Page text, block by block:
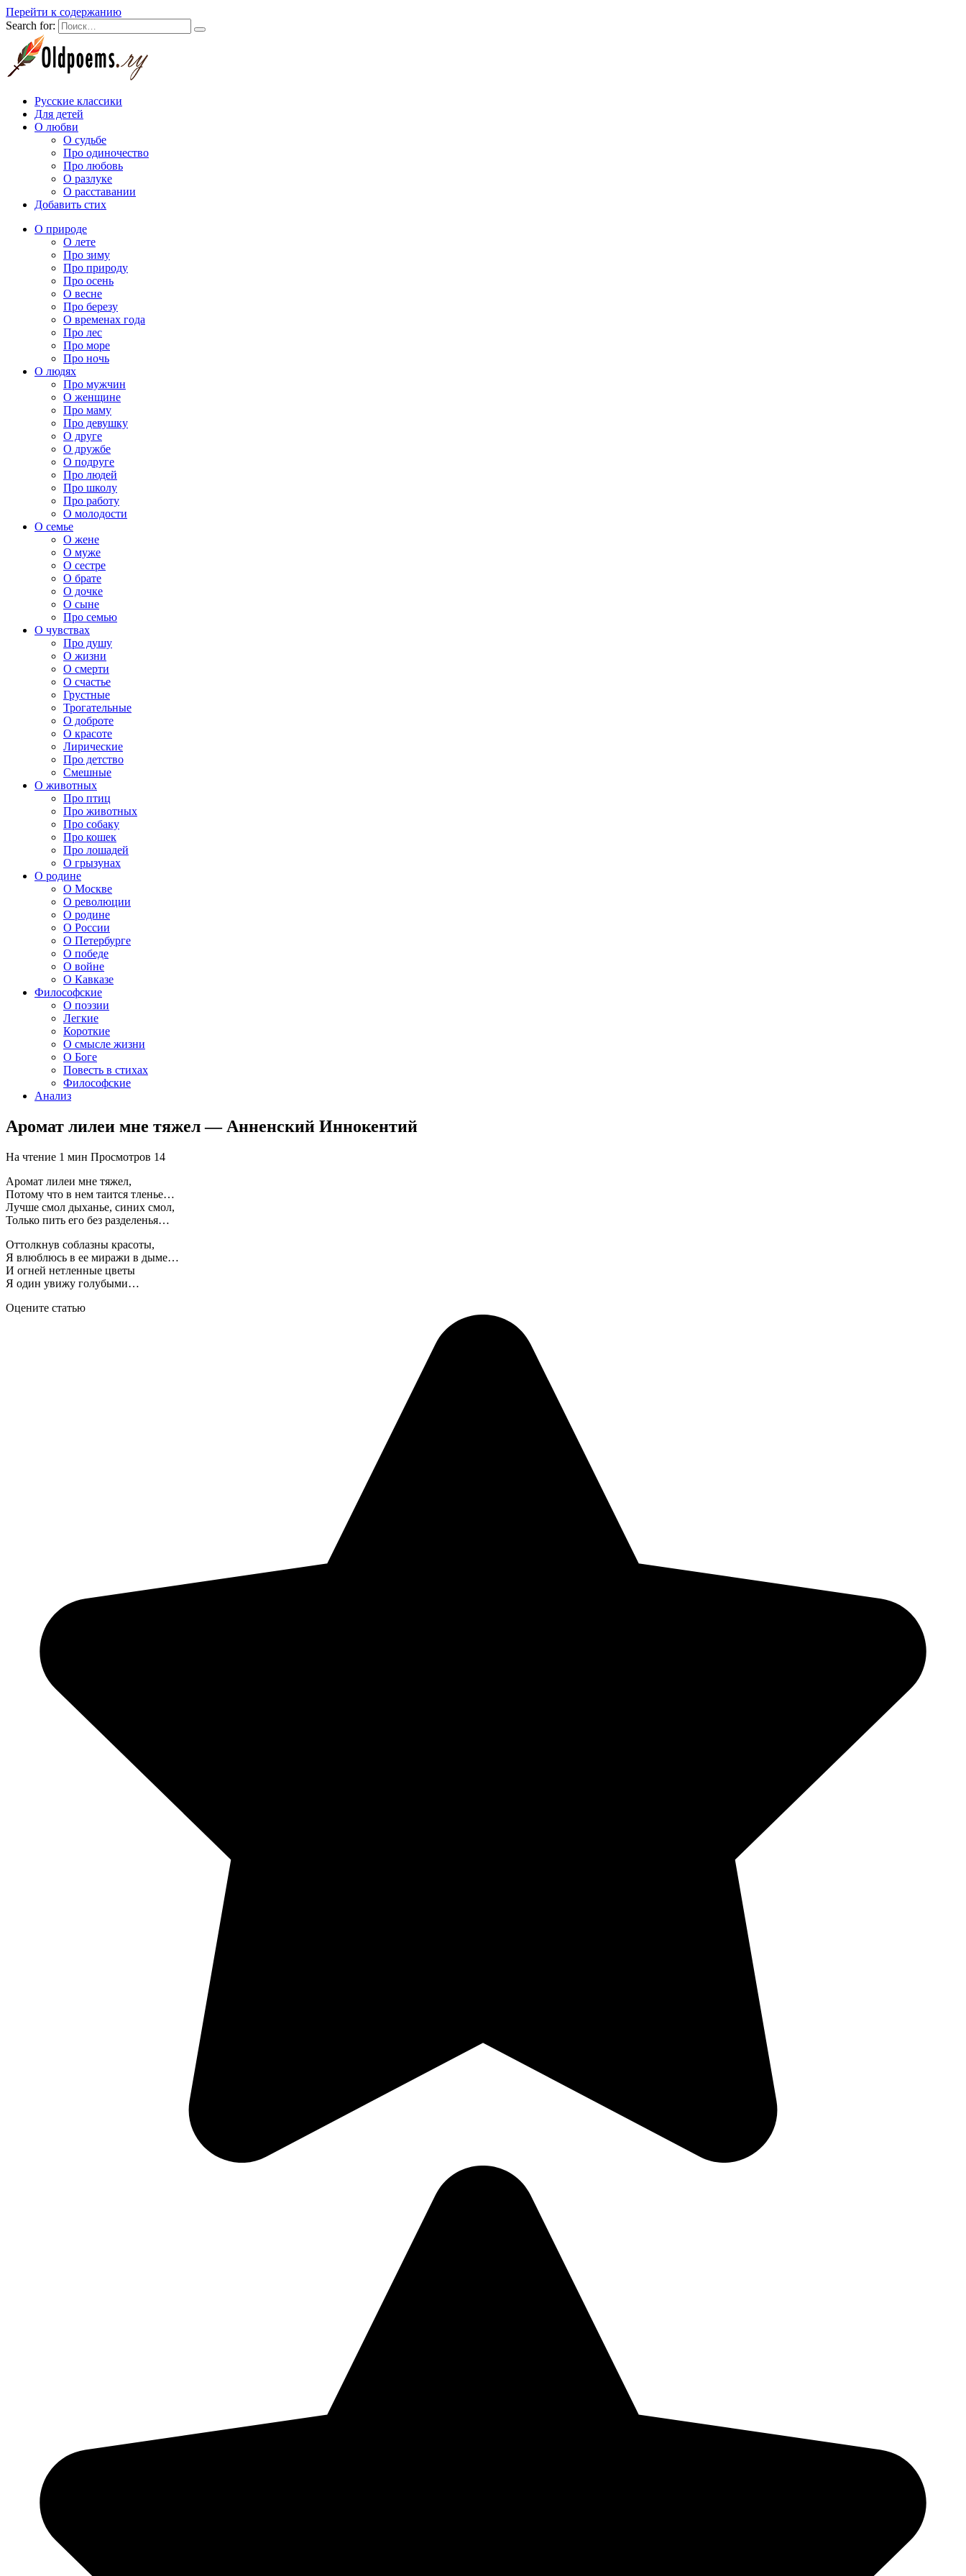
Перейти к содержанию
Search for:
Русские классики
Для детей
О любви
О судьбе
Про одиночество
Про любовь
О разлуке
О расставании
Добавить стих
О природе
О лете
Про зиму
Про природу
Про осень
О весне
Про березу
О временах года
Про лес
Про море
Про ночь
О людях
Про мужчин
О женщине
Про маму
Про девушку
О друге
О дружбе
О подруге
Про людей
Про школу
Про работу
О молодости
О семье
О жене
О муже
О сестре
О брате
О дочке
О сыне
Про семью
О чувствах
Про душу
О жизни
О смерти
О счастье
Грустные
Трогательные
О доброте
О красоте
Лирические
Про детство
Смешные
О животных
Про птиц
Про животных
Про собаку
Про кошек
Про лошадей
О грызунах
О родине
О Москве
О революции
О родине
О России
О Петербурге
О победе
О войне
О Кавказе
Философские
О поэзии
Легкие
Короткие
О смысле жизни
О Боге
Повесть в стихах
Философские
Анализ
Аромат лилеи мне тяжел — Анненский Иннокентий
На чтение 1 мин Просмотров 14
Аромат лилеи мне тяжел,
Потому что в нем таится тленье…
Лучше смол дыханье, синих смол,
Только пить его без разделенья…
Оттолкнув соблазны красоты,
Я влюблюсь в ее миражи в дыме…
И огней нетленные цветы
Я один увижу голубыми…
Оцените статью